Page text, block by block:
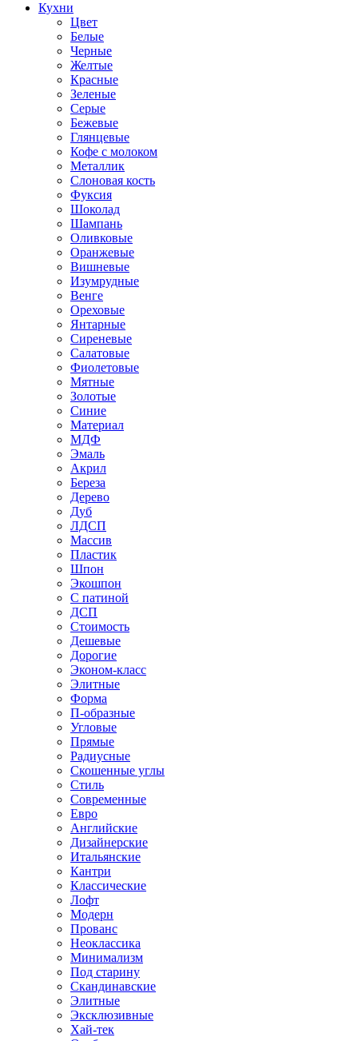
Кухни
Цвет
Белые
Черные
Желтые
Красные
Зеленые
Серые
Бежевые
Глянцевые
Кофе с молоком
Металлик
Слоновая кость
Фуксия
Шоколад
Шампань
Оливковые
Оранжевые
Вишневые
Изумрудные
Венге
Ореховые
Янтарные
Сиреневые
Салатовые
Фиолетовые
Мятные
Золотые
Синие
Материал
МДФ
Эмаль
Акрил
Береза
Дерево
Дуб
ЛДСП
Массив
Пластик
Шпон
Экошпон
С патиной
ДСП
Стоимость
Дешевые
Дорогие
Эконом-класс
Элитные
Форма
П-образные
Угловые
Прямые
Радиусные
Скошенные углы
Стиль
Современные
Евро
Английские
Дизайнерские
Итальянские
Кантри
Классические
Лофт
Модерн
Прованс
Неоклассика
Минимализм
Под старину
Скандинавские
Элитные
Эксклюзивные
Хай-тек